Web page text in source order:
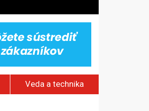
Veda a technika